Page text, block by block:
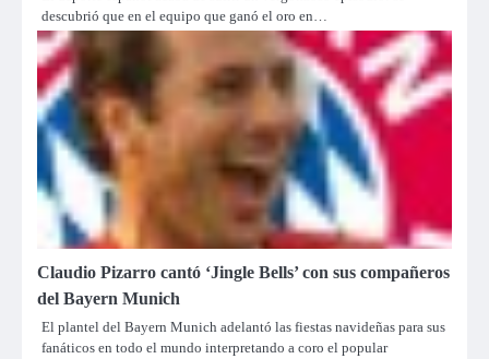
descubrió que en el equipo que ganó el oro en…
Claudio Pizarro cantó ‘Jingle Bells’ con sus compañeros
del Bayern Munich
El plantel del Bayern Munich adelantó las fiestas navideñas para sus
fanáticos en todo el mundo interpretando a coro el popular